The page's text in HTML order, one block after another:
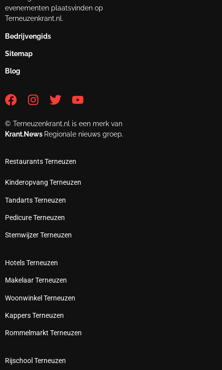
evenementen plaatsvinden op
Terneuzenkrant.nl.
Bedrijvengids
Sitemap
Blog
© Terneuzenkrant.nl is een merk van
Krant.News Regionale nieuws groep.
Restaurants Terneuzen
Kinderopvang Terneuzen
Tandarts Terneuzen
Pedicure Terneuzen
Stemwijzer Terneuzen
Hotels Terneuzen
Makelaar Terneuzen
Woonwinkel Terneuzen
Kappers Terneuzen
Rommelmarkt Terneuzen
Rijschool Terneuzen